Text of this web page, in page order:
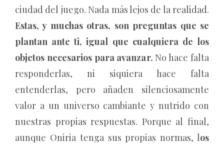
ciudad del juego. Nada más lejos de la realidad.
Estas, y muchas otras, son preguntas que se
plantan ante ti, igual que cualquiera de los
objetos necesarios para avanzar. No hace falta
responderlas, ni siquiera hace falta
entenderlas, pero añaden silenciosamente
valor a un universo cambiante y nutrido con
nuestras propias respuestas. Porque al final,
aunque Oniria tenga sus propias normas, los